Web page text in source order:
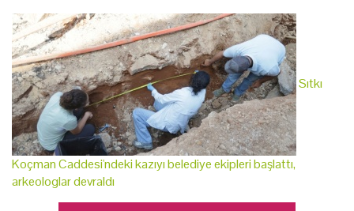
Sıtkı
Koçman Caddesi'ndeki kazıyı belediye ekipleri başlattı,
arkeologlar devraldı